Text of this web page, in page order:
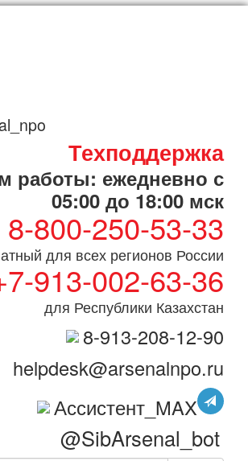
Техподдержка
работы: ежедневно с
05:00 до 18:00 мск
8-800-250-53-33
для всех регионов России
913-002-63-36
для Республики Казахстан
8-913-208-12-90
helpdesk@arsenalnpo.ru
Ассистент_MAX
@SibArsenal_bot